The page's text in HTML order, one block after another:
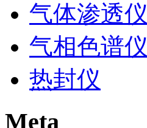
气体渗透仪
气相色谱仪
热封仪
Meta